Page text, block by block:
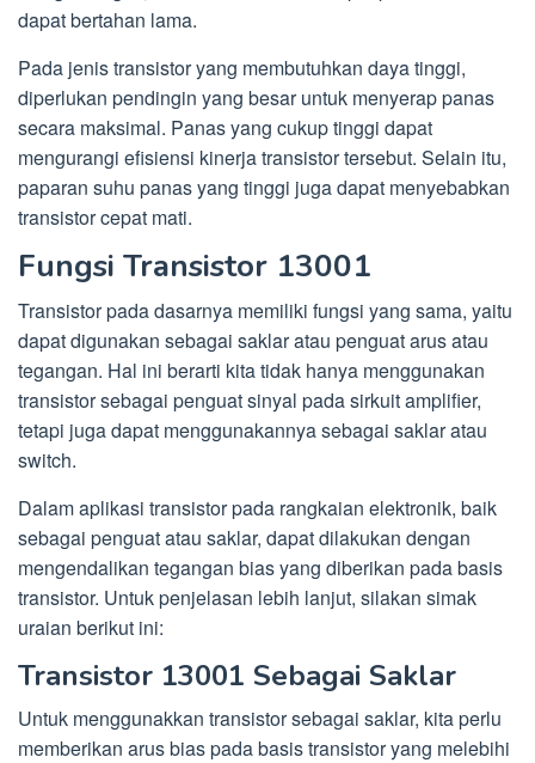
dapat bertahan lama.
Pada jenis transistor yang membutuhkan daya tinggi,
diperlukan pendingin yang besar untuk menyerap panas
secara maksimal. Panas yang cukup tinggi dapat
mengurangi efisiensi kinerja transistor tersebut. Selain itu,
paparan suhu panas yang tinggi juga dapat menyebabkan
transistor cepat mati.
Fungsi Transistor 13001
Transistor pada dasarnya memiliki fungsi yang sama, yaitu
dapat digunakan sebagai saklar atau penguat arus atau
tegangan. Hal ini berarti kita tidak hanya menggunakan
transistor sebagai penguat sinyal pada sirkuit amplifier,
tetapi juga dapat menggunakannya sebagai saklar atau
switch.
Dalam aplikasi transistor pada rangkaian elektronik, baik
sebagai penguat atau saklar, dapat dilakukan dengan
mengendalikan tegangan bias yang diberikan pada basis
transistor. Untuk penjelasan lebih lanjut, silakan simak
uraian berikut ini:
Transistor 13001 Sebagai Saklar
Untuk menggunakkan transistor sebagai saklar, kita perlu
memberikan arus bias pada basis transistor yang melebihi